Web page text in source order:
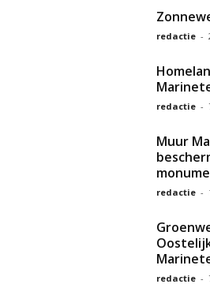
redactie -
redactie -
Muur
redactie -
redactie -